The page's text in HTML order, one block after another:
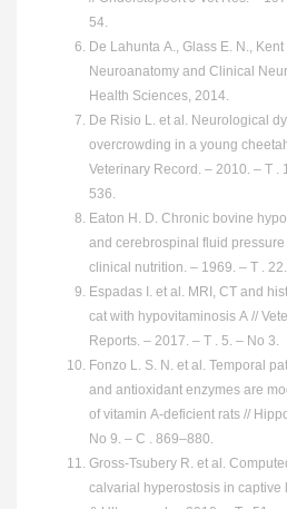
54.
De Lahunta A., Glass E. N.,
Neuroanatomy and Clinical
Health Sciences, 2014.
De Risio L. et al. Neurological
overcrowding in a young
Veterinary Record. – 2010. – Т .
536.
Eaton H. D. Chronic bovine
and cerebrospinal fluid
clinical nutrition. – 1969. – Т .
Espadas I. et al. MRI, CT and
cat with hypovitaminosis A //
Reports. – 2017. – Т . 5. – No 3.
Fonzo L. S. N. et al. Temporal
and antioxidant enzymes are
of vitamin A‐deficient rats //
No 9. – С . 869–880.
Gross‐Tsubery R. et al.
calvarial hyperostosis in captive